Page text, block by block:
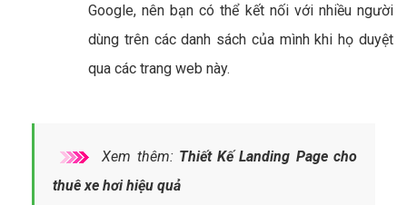
Google, nên bạn có thể kết nối với nhiều người
dùng trên các danh sách của mình khi họ duyệt
qua các trang web này.
Xem thêm: Thiết Kế Landing Page cho
thuê xe hơi hiệu quả